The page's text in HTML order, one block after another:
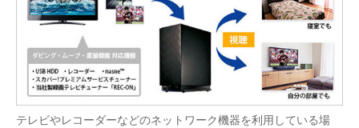
テレビやレコーダーなどのネットワーク機器を利用している場